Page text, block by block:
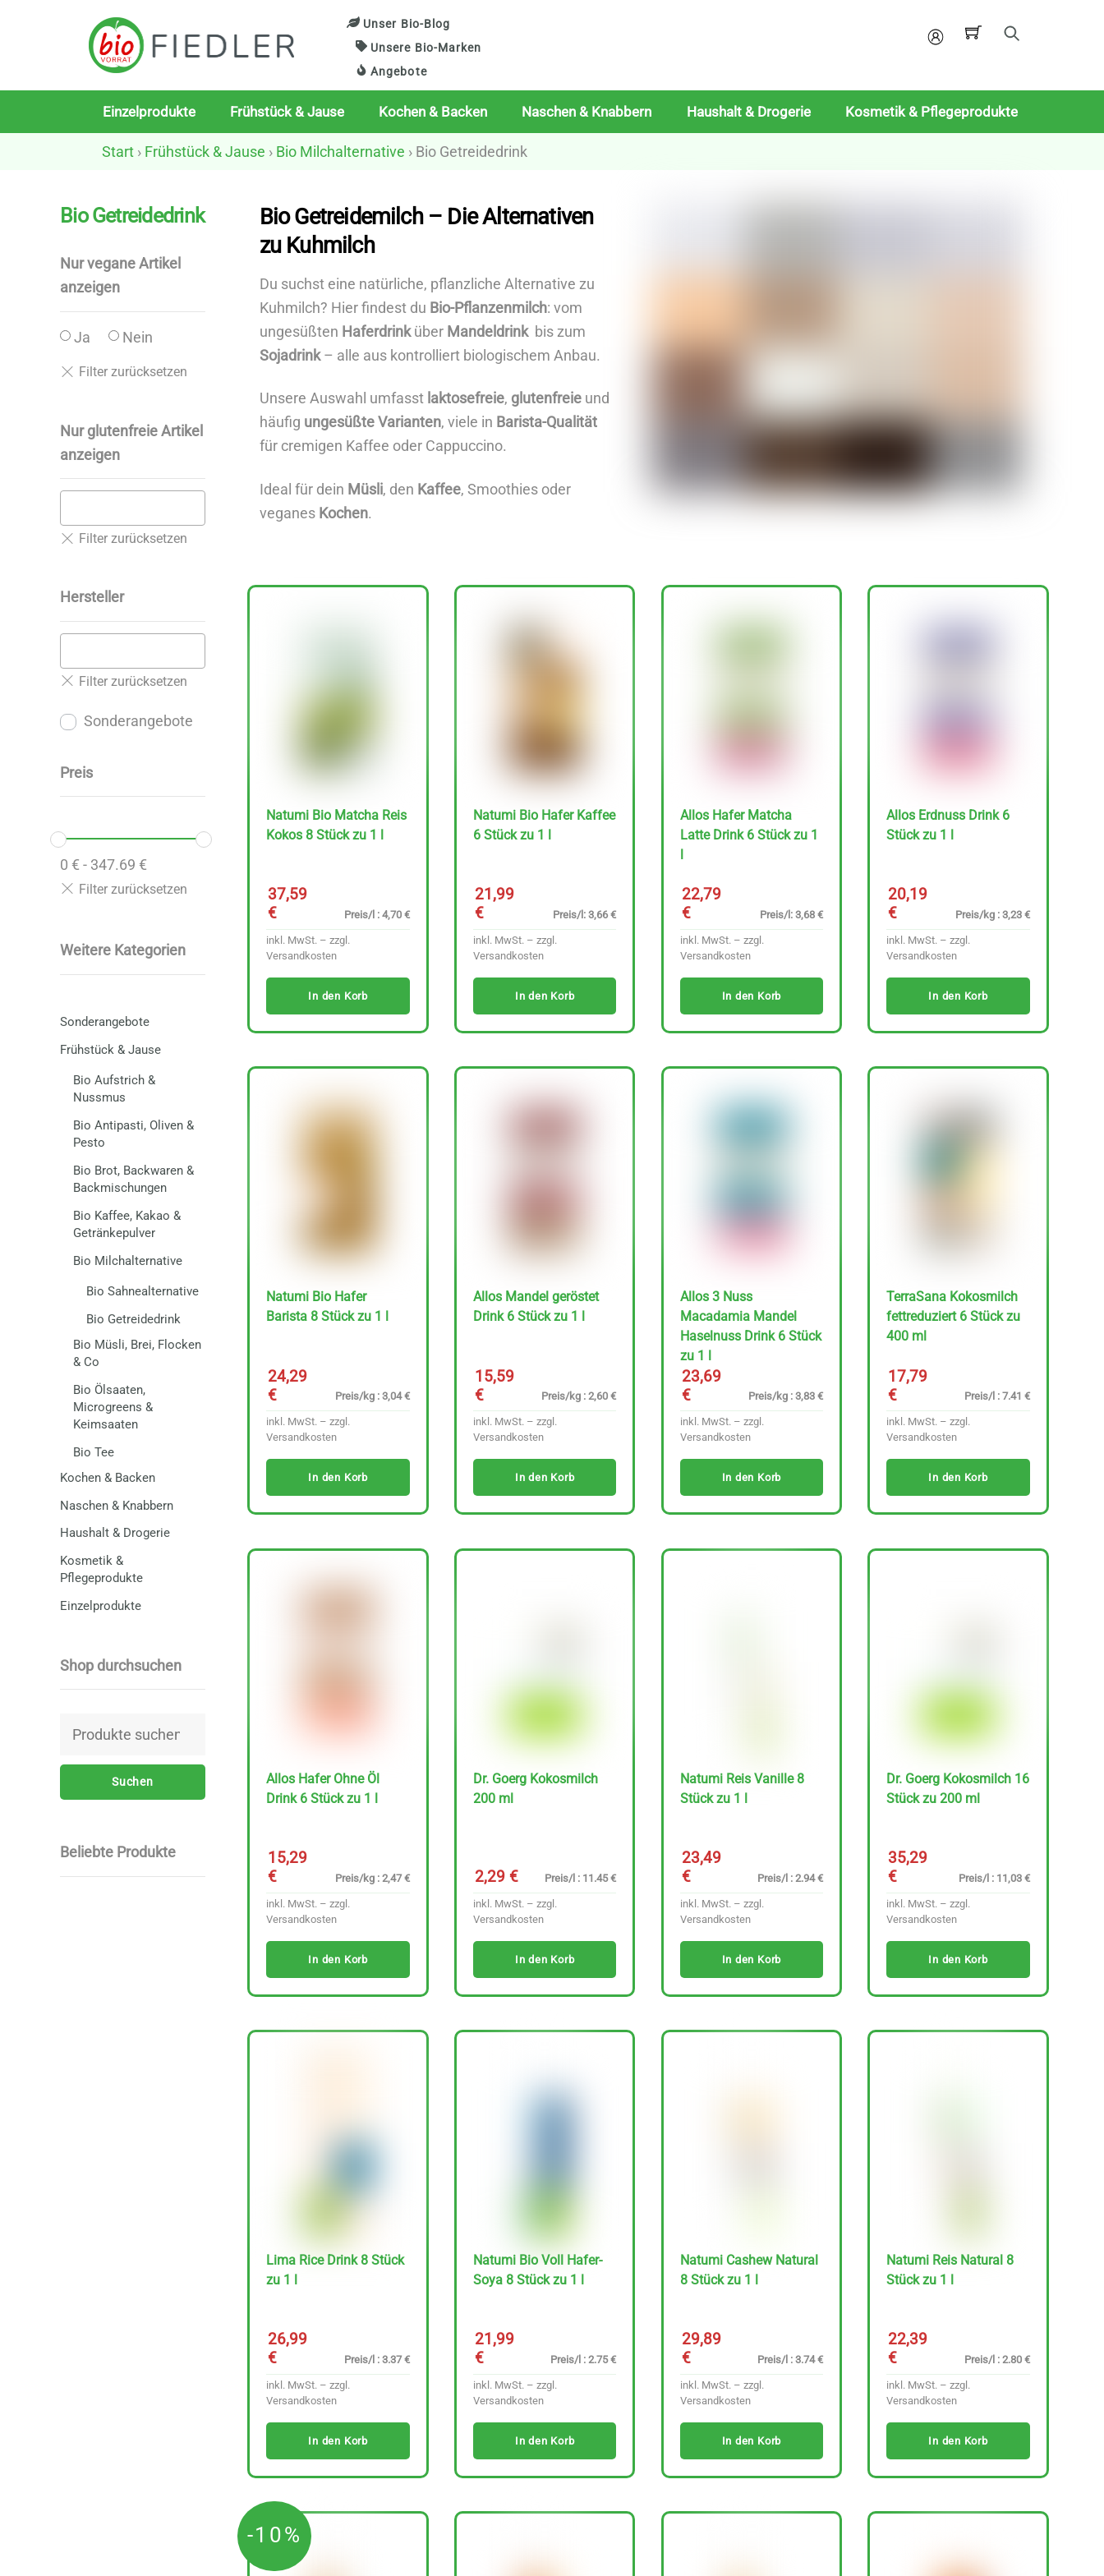
Unser Bio-Blog
Unsere Bio-Marken
Angebote
Mein
Einzelprodukte Frühstück & Jause Kochen & Backen Naschen & Knabbern Haushalt & Drogerie Kosmetik & Pflegeprodukte
Start › Frühstück & Jause › Bio Milchalternative › Bio Getreidedrink
Bio Getreidedrink
Nur vegane Artikel
anzeigen
Ja Nein
Nur glutenfreie Artikel
anzeigen
Hersteller
Sonderangebote
Preis
0 € - 347.69 €
Weitere Kategorien
Sonderangebote
Frühstück & Jause
Bio Aufstrich &
Nussmus
Bio Antipasti, Oliven &
Pesto
Bio Brot, Backwaren &
Backmischungen
Bio Kaffee, Kakao &
Getränkepulver
Bio Milchalternative
Bio Sahnealternative
Bio Getreidedrink
Bio Müsli, Brei, Flocken
& Co
Bio Ölsaaten,
Microgreens &
Keimsaaten
Bio Tee
Kochen & Backen
Naschen & Knabbern
Haushalt & Drogerie
Kosmetik &
Pflegeprodukte
Einzelprodukte
Shop durchsuchen
Suchen
Suchen
Beliebte Produkte
Bio Getreidemilch – Die Alternativen
zu Kuhmilch
Du suchst eine natürliche, pflanzliche Alternative zu
Kuhmilch? Hier findest du Bio-Pflanzenmilch: vom
ungesüßten Haferdrinküber Mandeldrink bis zum
Sojadrink– alle aus kontrolliert biologischem Anbau.
Unsere Auswahl umfasst laktosefreie, glutenfreieund
häufig ungesüßte Varianten, viele in Barista-Qualität
für cremigen Kaffee oder Cappuccino.
Ideal für dein Müsli, den Kaffee, Smoothies oder
veganes Kochen.
Natumi Bio Matcha Reis
Kokos 8 Stück zu 1 l
37,59
€
Preis/l : 4,70 €
inkl. MwSt. – zzgl.
Versandkosten
In den Korb
Natumi Bio Hafer Kaffee
6 Stück zu 1 l
21,99
€
Preis/l: 3,66 €
inkl. MwSt. – zzgl.
Versandkosten
In den Korb
Allos Hafer Matcha
Latte Drink 6 Stück zu 1
l
22,79
€
Preis/l: 3,68 €
inkl. MwSt. – zzgl.
Versandkosten
In den Korb
Allos Erdnuss Drink 6
Stück zu 1 l
20,19
€
Preis/kg : 3,23 €
inkl. MwSt. – zzgl.
Versandkosten
In den Korb
Natumi Bio Hafer
Barista 8 Stück zu 1 l
24,29
€
Preis/kg : 3,04 €
inkl. MwSt. – zzgl.
Versandkosten
In den Korb
Allos Mandel geröstet
Drink 6 Stück zu 1 l
15,59
€
Preis/kg : 2,60 €
inkl. MwSt. – zzgl.
Versandkosten
In den Korb
Allos 3 Nuss
Macadamia Mandel
Haselnuss Drink 6 Stück
zu 1 l
23,69
€
Preis/kg : 3,83 €
inkl. MwSt. – zzgl.
Versandkosten
In den Korb
TerraSana Kokosmilch
fettreduziert 6 Stück zu
400 ml
17,79
€
Preis/l : 7.41 €
inkl. MwSt. – zzgl.
Versandkosten
In den Korb
Allos Hafer Ohne Öl
Drink 6 Stück zu 1 l
15,29
€
Preis/kg : 2,47 €
inkl. MwSt. – zzgl.
Versandkosten
In den Korb
Dr. Goerg Kokosmilch
200 ml
2,29 € Preis/l : 11.45 €
inkl. MwSt. – zzgl.
Versandkosten
In den Korb
Natumi Reis Vanille 8
Stück zu 1 l
23,49
€
Preis/l : 2.94 €
inkl. MwSt. – zzgl.
Versandkosten
In den Korb
Dr. Goerg Kokosmilch 16
Stück zu 200 ml
35,29
€
Preis/l : 11,03 €
inkl. MwSt. – zzgl.
Versandkosten
In den Korb
Lima Rice Drink 8 Stück
zu 1 l
26,99
€
Preis/l : 3.37 €
inkl. MwSt. – zzgl.
Versandkosten
In den Korb
Natumi Bio Voll Hafer-
Soya 8 Stück zu 1 l
21,99
€
Preis/l : 2.75 €
inkl. MwSt. – zzgl.
Versandkosten
In den Korb
Natumi Cashew Natural
8 Stück zu 1 l
29,89
€
Preis/l : 3.74 €
inkl. MwSt. – zzgl.
Versandkosten
In den Korb
Natumi Reis Natural 8
Stück zu 1 l
22,39
€
Preis/l : 2.80 €
inkl. MwSt. – zzgl.
Versandkosten
In den Korb
-10%